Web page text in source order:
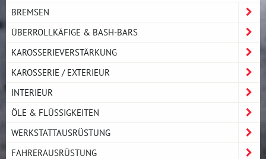
BREMSEN
ÜBERROLLKÄFIGE & BASH-BARS
KAROSSERIEVERSTÄRKUNG
KAROSSERIE / EXTERIEUR
INTERIEUR
ÖLE & FLÜSSIGKEITEN
WERKSTATTAUSRÜSTUNG
FAHRERAUSRÜSTUNG